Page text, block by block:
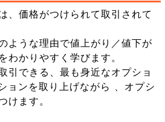
、価格がつけられて取引されて
ような理由で値上がり／値下が
わかりやすく学びます。
引できる、最も身近なオプショ
ョンを取り上げながら 、オプシ
けます。